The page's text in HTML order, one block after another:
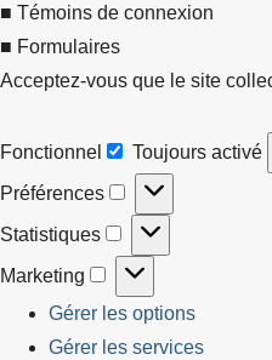
■ Témoins de connexion
■ Formulaires
Acceptez-vous que le site
Fonctionnel
Fonctionnel
Toujours activé
Préférences
Préférences
Statistiques
Statistiques
Marketing
Marketing
Gérer les options
Gérer les services